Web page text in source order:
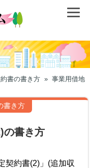
書の書き方 » 事業用借地
書き方
の書き方
契約書(2)」(追加収